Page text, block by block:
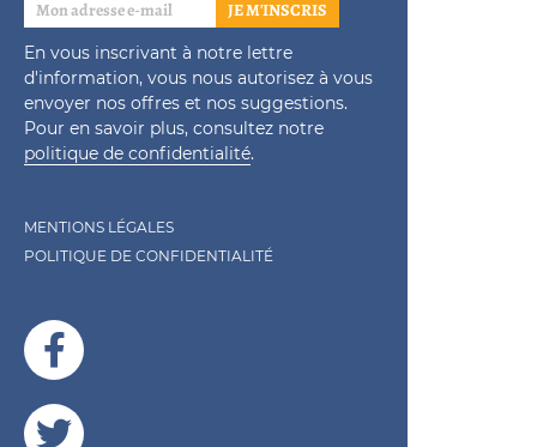
JE M'INSCRIS
En vous inscrivant à notre lettre
d'information, vous nous autorisez à vous
envoyer nos offres et nos suggestions.
Pour en savoir plus, consultez notre
politique de confidentialité.
MENTIONS LÉGALES
POLITIQUE DE CONFIDENTIALITÉ